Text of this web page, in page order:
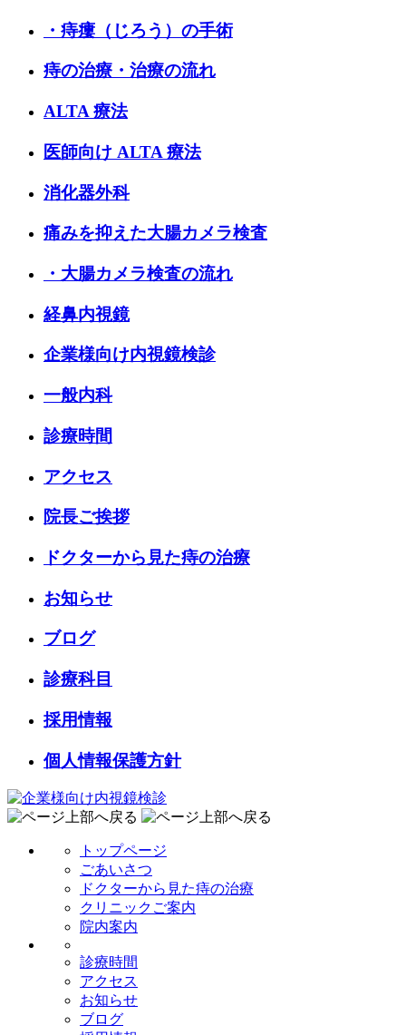
・痔瘻（じろう）の手術
痔の治療・治療の流れ
ALTA 療法
医師向け ALTA 療法
消化器外科
痛みを抑えた大腸カメラ検査
・大腸カメラ検査の流れ
経鼻内視鏡
企業様向け内視鏡検診
一般内科
診療時間
アクセス
院長ご挨拶
ドクターから見た痔の治療
お知らせ
ブログ
診療科目
採用情報
個人情報保護方針
トップページ
ごあいさつ
ドクターから見た痔の治療
クリニックご案内
院内案内
診療時間
アクセス
お知らせ
ブログ